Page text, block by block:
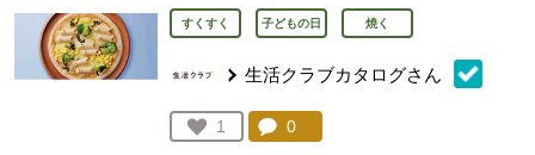
すくすく 子どもの日 焼く
生活クラブカタログさん
お気に入り登録：
1
人が登録
コメント：
0